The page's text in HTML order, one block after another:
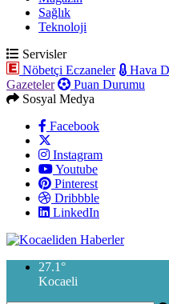
Sağlık
Teknoloji
Servisler
Nöbetçi Eczaneler
Hava
Gazeteler
Puan Durumu
Sosyal Medya
Facebook
Instagram
Youtube
Pinterest
Dribbble
LinkedIn
27.1 °
Kocaeli